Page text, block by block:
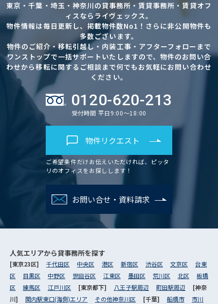
東京・千葉・埼玉・神奈川の貸事務所・賃貸事務所・賃貸オフ
ィスならライヴェックス。
物件情報は毎日更新し、掲載物件数No1！さらに非公開物件も
多数ございます。
物件のご紹介・移転引越し・内装工事・アフターフォローまで
ワンストップで一括サポートいたしますので、物件のお問い合
わせから移転に関するご相談まで何でもお気軽にお問い合わせ
ください。
0120-620-213
受付時間 平日9:00～18:00
物件リクエスト
ご希望条件だけお伝えいただければ、ピッタ
リのオフィスをお探しします！
お問い合せ・資料請求
人気エリアから貸事務所を探す
[東京23区] 千代田区 中央区 港区 新宿区 渋谷区 文京区
台東
区
目黒区 中野区 世田谷区 江東区 墨田区 荒川区 北区
板橋
区
練馬区 江戸川区 [東京都下] 八王子駅周辺 町田駅周辺
[神奈
川] 関内駅東口(海側)エリア その他神奈川区 [千葉] 船橋市
市川